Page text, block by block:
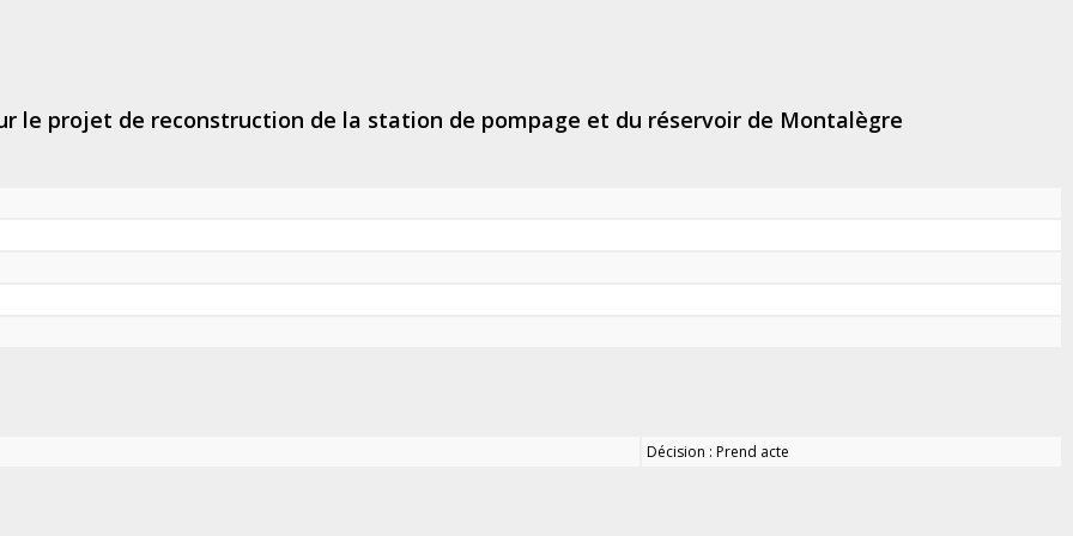
le projet de reconstruction de la station de pompage et du réservoir de Montalègre
Décision : Prend acte